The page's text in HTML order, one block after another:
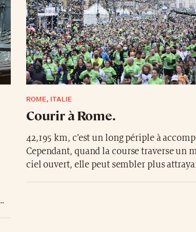
ROME, ITALIE
Courir à Rome.
42,195 km, c’est un long périple à
Cependant, quand la course traverse un
ciel ouvert, elle peut sembler plus